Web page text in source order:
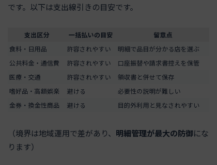
です。以下は支出線引きの目安です。
支出区分 一括払いの目安
留意点
食料・日用品
許容されやすい
明細で品目が分かる店を選ぶ
公共料金・通信費
許容されやすい
口座振替や請求書控えを保管
医療・交通
許容されやすい
領収書と併せて保存
嗜好品・高額娯楽
避ける
必要性の説明が難しい
金券・換金性商品
避ける 目的外利用と見なされやすい
（境界は地域運用で差があり、 明細管理が最大の防御にな
ります）